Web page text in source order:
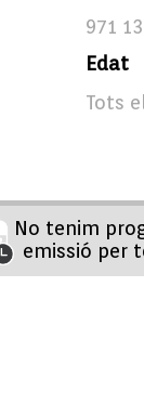
971
Edat
Tots
No tenim
emissió per